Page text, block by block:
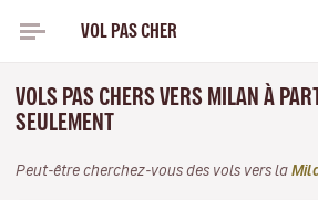
VOL PAS CHER
VOLS PAS CHERS VERS MILAN À
SEULEMENT
Peut-être cherchez-vous des vols vers la